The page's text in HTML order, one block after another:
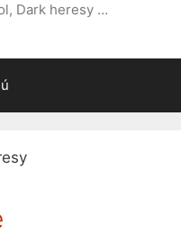
Dark heresy …